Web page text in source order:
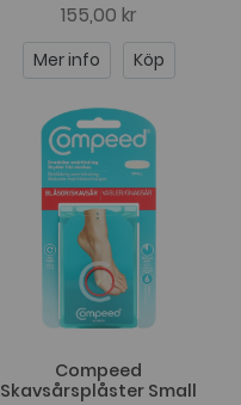
155,00 kr
Mer info Köp
Compeed
Skavsårsplåster Small